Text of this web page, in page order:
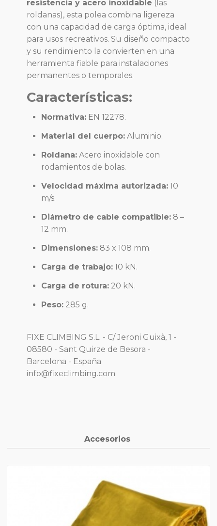
resistencia y acero inoxidable (las
roldanas), esta polea combina ligereza
con una capacidad de carga óptima, ideal
para usos recreativos. Su diseño compacto
y su rendimiento la convierten en una
herramienta fiable para instalaciones
permanentes o temporales.
Características:
Normativa: EN 12278.
Material del cuerpo: Aluminio.
Roldana: Acero inoxidable con
rodamientos de bolas.
Velocidad máxima autorizada: 10
m/s.
Diámetro de cable compatible: 8 –
12 mm.
Dimensiones: 83 x 108 mm.
Carga de trabajo: 10 kN.
Carga de rotura: 20 kN.
Peso: 285 g.
FIXE CLIMBING S.L. - C/ Jeroni Guixà, 1 -
08580 - Sant Quirze de Besora -
Barcelona - España
info@fixeclimbing.com
Accesorios